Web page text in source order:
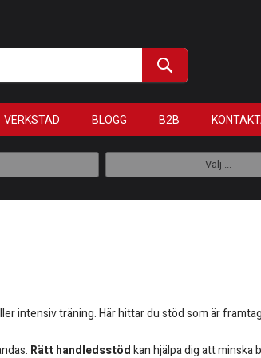
VERKSTAD BLOGG B2B
Välj ...
intensiv träning. Här hittar du stöd som är
Rätt handledsstödkan hjälpa dig att minska